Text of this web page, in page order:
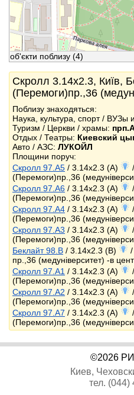
об'єкти поблизу (4)
Скролл 3.14x2.3, Київ,
(Перемоги)пр.,36
Поблизу знаходяться:
Наука, культура, спорт / ВУЗы
Туризм / Церкви / храмы:
Отдых / Театры: Киевский
Авто / АЗС: ЛУКОЙЛ
Площини поруч:
Скролл 97.A5 / 3.14x2.3 (A)
(Перемоги)пр.,36
Скролл 97.A6 / 3.14x2.3 (A)
(Перемоги)пр.,36
Скролл 97.A4 / 3.14x2.3 (A)
(Перемоги)пр.,36
Скролл 97.A3 / 3.14x2.3 (A)
(Перемоги)пр.,36
Беклайт 98.B / 3.14x2.3 (B)
пр.,36 (медуніверситет) -в
Скролл 97.A1 / 3.14x2.3 (A)
(Перемоги)пр.,36
Скролл 97.A2 / 3.14x2.3 (A)
(Перемоги)пр.,36
Скролл 97.A7 / 3.14x2.3 (A)
(Перемоги)пр.,36
©2026
Киев,
тел. (044)